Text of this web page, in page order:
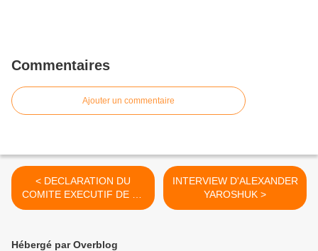
Commentaires
Ajouter un commentaire
< DECLARATION DU
COMITE EXECUTIF DE LA
KTR
INTERVIEW D'ALEXANDER
YAROSHUK >
Hébergé par Overblog